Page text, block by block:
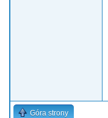
Góra strony